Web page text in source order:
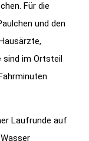
Für die
und den
sind im Ortsteil
Laufrunde auf